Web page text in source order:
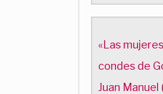
«Las
condes de
Juan